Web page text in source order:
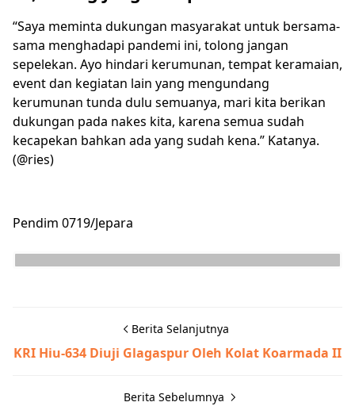
“Saya meminta dukungan masyarakat untuk bersama-
sama menghadapi pandemi ini, tolong jangan
sepelekan. Ayo hindari kerumunan, tempat keramaian,
event dan kegiatan lain yang mengundang
kerumunan tunda dulu semuanya, mari kita berikan
dukungan pada nakes kita, karena semua sudah
kecapekan bahkan ada yang sudah kena.” Katanya.
(@ries)
Pendim 0719/Jepara
Berita Selanjutnya
KRI Hiu-634 Diuji Glagaspur Oleh Kolat Koarmada II
Berita Sebelumnya